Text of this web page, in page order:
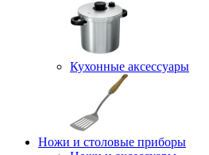
Кухонные аксессуары
Ножи и столовые приборы